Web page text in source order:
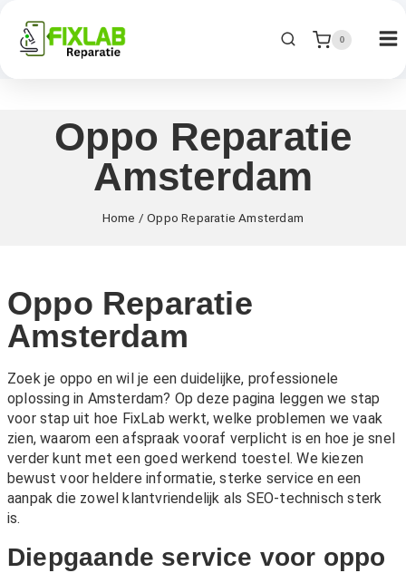
0
Oppo Reparatie
Amsterdam
Home / Oppo Reparatie Amsterdam
Oppo Reparatie
Amsterdam
Zoek je oppo en wil je een duidelijke, professionele
oplossing in Amsterdam? Op deze pagina leggen we stap
voor stap uit hoe FixLab werkt, welke problemen we vaak
zien, waarom een afspraak vooraf verplicht is en hoe je snel
verder kunt met een goed werkend toestel. We kiezen
bewust voor heldere informatie, sterke service en een
aanpak die zowel klantvriendelijk als SEO-technisch sterk
is.
Diepgaande service voor oppo